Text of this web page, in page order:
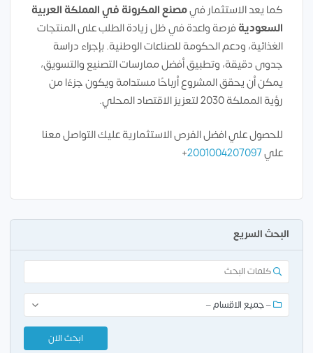
كما يعد الاستثمار فيمصنع المكرونة في المملكة العربية
السعوديةفرصة واعدة في ظل زيادة الطلب على المنتجات
الغذائية، ودعم الحكومة للصناعات الوطنية. بإجراء دراسة
جدوى دقيقة، وتطبيق أفضل ممارسات التصنيع والتسويق،
يمكن أن يحقق المشروع أرباحًا مستدامة ويكون جزءًا من
رؤية المملكة 2030 لتعزيز الاقتصاد المحلي.
للحصول علي افضل الفرص الاستثمارية عليك التواصل معنا
علي2001004207097
+
البحث السريع